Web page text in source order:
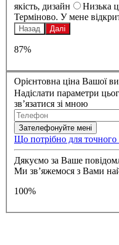
якість, дизайн
Низька
Терміново. У мене
Назад Далі
87%
Орієнтовна ціна Вашої
Надіслати параметри
зв’язатися зі мною
Що потрібно для точного
Дякуємо за Ваше
Ми зв’яжемося з Вами
100%